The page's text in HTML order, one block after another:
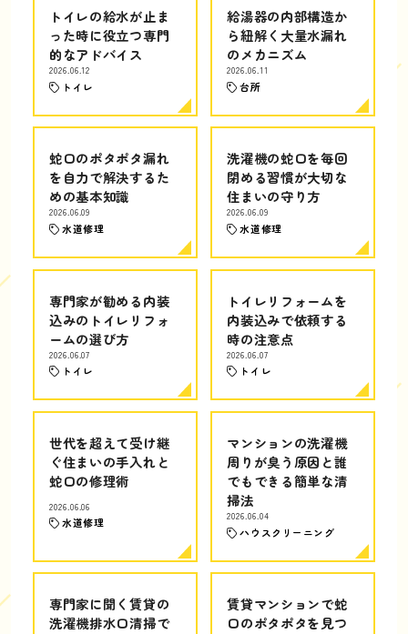
トイレの給水が止ま
った時に役立つ専門
的なアドバイス
2026.06.12
トイレ
給湯器の内部構造か
ら紐解く大量水漏れ
のメカニズム
2026.06.11
台所
蛇口のポタポタ漏れ
を自力で解決するた
めの基本知識
2026.06.09
水道修理
洗濯機の蛇口を毎回
閉める習慣が大切な
住まいの守り方
2026.06.09
水道修理
専門家が勧める内装
込みのトイレリフォ
ームの選び方
2026.06.07
トイレ
トイレリフォームを
内装込みで依頼する
時の注意点
2026.06.07
トイレ
世代を超えて受け継
ぐ住まいの手入れと
蛇口の修理術
2026.06.06
水道修理
マンションの洗濯機
周りが臭う原因と誰
でもできる簡単な清
掃法
2026.06.04
ハウスクリーニング
専門家に聞く賃貸の
洗濯機排水口清掃で
賃貸マンションで蛇
口のポタポタを見つ